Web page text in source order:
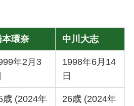
本環奈 中川大志
年2月3
1998年6月14
日
歳 (2024年
26歳 (2024年